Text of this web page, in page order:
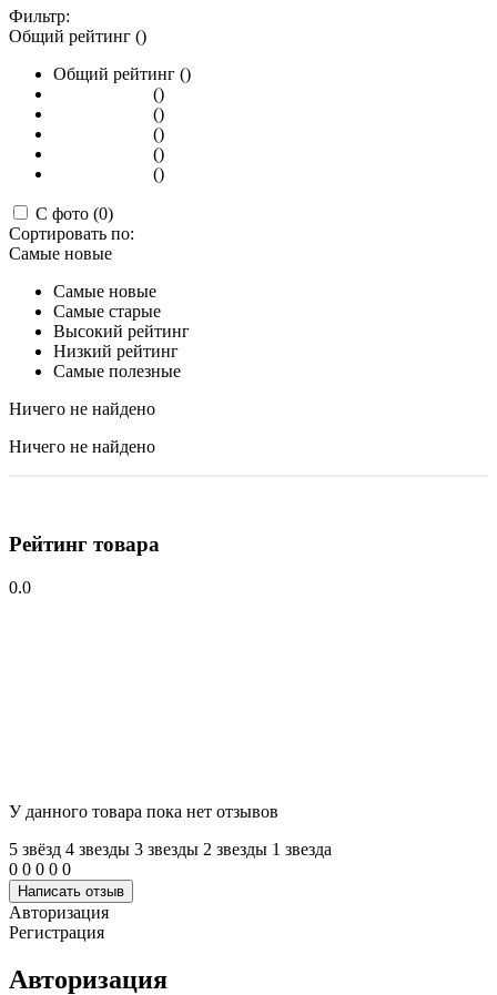
Фильтр:
Общий рейтинг ()
Общий рейтинг ()
()
()
()
()
()
С фото (0)
Сортировать по:
Самые новые
Самые новые
Самые старые
Высокий рейтинг
Низкий рейтинг
Самые полезные
Ничего не найдено
Ничего не найдено
Рейтинг товара
0.0
У данного товара пока нет отзывов
5 звёзд 4 звeзды 3 звeзды 2 звeзды 1 звeзда
0 0 0 0 0
Написать отзыв
Авторизация
Регистрация
Авторизация